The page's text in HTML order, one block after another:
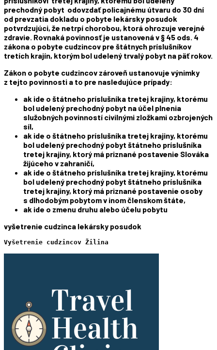
prechodný pobyt odovzdať policajnému útvaru do 30 dní
od prevzatia dokladu o pobyte lekársky posudok
potvrdzujúci, že netrpí chorobou, ktorá ohrozuje verejné
zdravie. Rovnaká povinnosť je ustanovená v § 45 ods. 4
zákona o pobyte cudzincov pre štátnych príslušníkov
tretích krajín, ktorým bol udelený trvalý pobyt na päť rokov.
Zákon o pobyte cudzincov zároveň ustanovuje výnimky
z tejto povinnosti a to pre nasledujúce prípady:
ak ide o štátneho príslušníka tretej krajiny, ktorému
bol udelený prechodný pobyt na účel plnenia
služobných povinností civilnými zložkami ozbrojených
síl,
ak ide o štátneho príslušníka tretej krajiny, ktorému
bol udelený prechodný pobyt štátneho príslušníka
tretej krajiny, ktorý má priznané postavenie Slováka
žijúceho v zahraničí,
ak ide o štátneho príslušníka tretej krajiny, ktorému
bol udelený prechodný pobyt štátneho príslušníka
tretej krajiny, ktorý má priznané postavenie osoby
s dlhodobým pobytom v inom členskom štáte,
ak ide o zmenu druhu alebo účelu pobytu
vyšetrenie cudzinca lekársky posudok
Vyšetrenie cudzincov Žilina